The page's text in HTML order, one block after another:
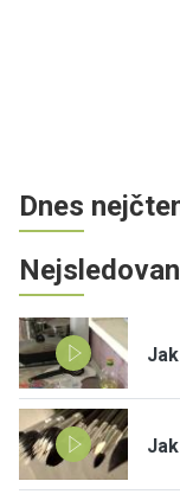
Dnes